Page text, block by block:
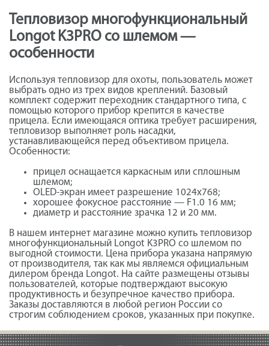
Теп­ло­визор мно­гофун­кци­ональ­ный
Longot K3PRO со шлемом —
особенности
Используя тепловизор для охоты, пользователь может
выбрать одно из трех видов креплений. Базовый
комплект содержит переходник стандартного типа, с
помощью которого прибор крепится в качестве
прицела. Если имеющаяся оптика требует расширения,
тепловизор выполняет роль насадки,
устанавливающейся перед объективом прицела.
Особенности:
прицел оснащается каркасным или сплошным
шлемом;
OLED-экран имеет разрешение 1024х768;
хорошее фокусное расстояние — F1.0 16 мм;
диаметр и расстояние зрачка 12 и 20 мм.
В нашем интернет магазине можно купить теп­ло­визор
мно­гофун­кци­ональ­ный Longot K3PRO со шлемом по
выгодной стоимости. Цена прибора указана напрямую
от производителя, так как мы являемся официальным
дилером бренда Longot. На сайте размещены отзывы
пользователей, которые подтверждают высокую
продуктивность и безупречное качество прибора.
Заказы доставляются в любой регион России со
строгим соблюдением сроков, указанных при покупке.